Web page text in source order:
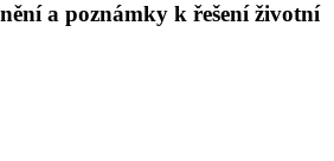
a poznámky k řešení životní